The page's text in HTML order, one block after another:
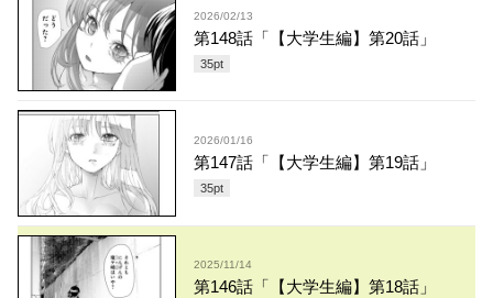
2026/02/13
第148話「【大学生編】第20話」
35pt
2026/01/16
第147話「【大学生編】第19話」
35pt
2025/11/14
第146話「【大学生編】第18話」